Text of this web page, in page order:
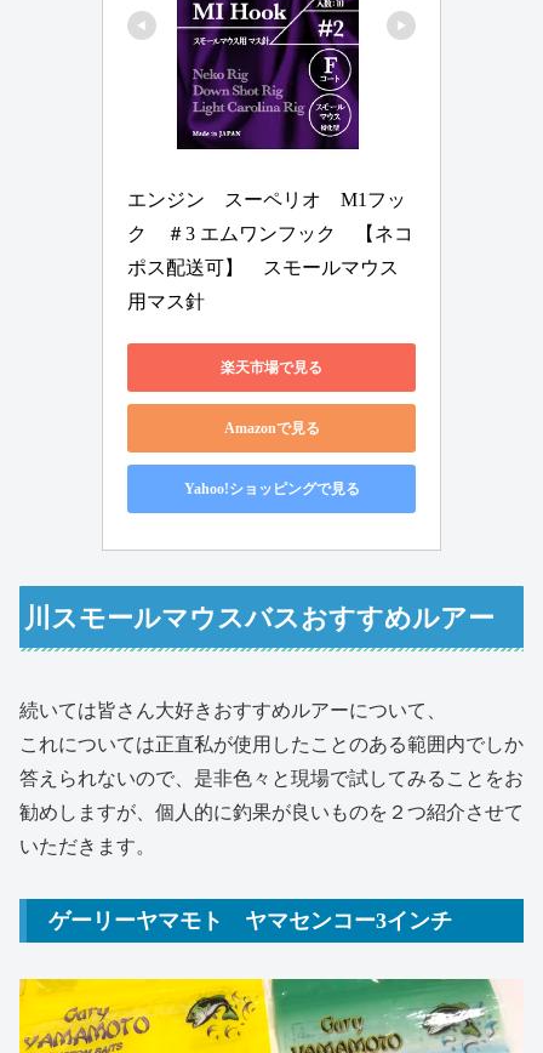
エンジン　スーペリオ　M1フッ
ク　＃3 エムワンフック　【ネコ
ポス配送可】　スモールマウス
用マス針
楽天市場で見る
Amazonで見る
Yahoo!ショッピングで見る
川スモールマウスバスおすすめルアー
続いては皆さん大好きおすすめルアーについて、
これについては正直私が使用したことのある範囲内でしか
答えられないので、是非色々と現場で試してみることをお
勧めしますが、個人的に釣果が良いものを２つ紹介させて
いただきます。
ゲーリーヤマモト ヤマセンコー3インチ